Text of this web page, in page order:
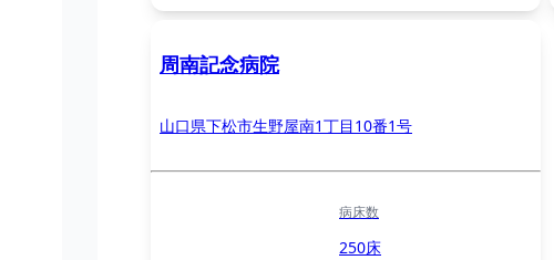
周南記念病院
山口県下松市生野屋南1丁目10番1号
病床数
250床